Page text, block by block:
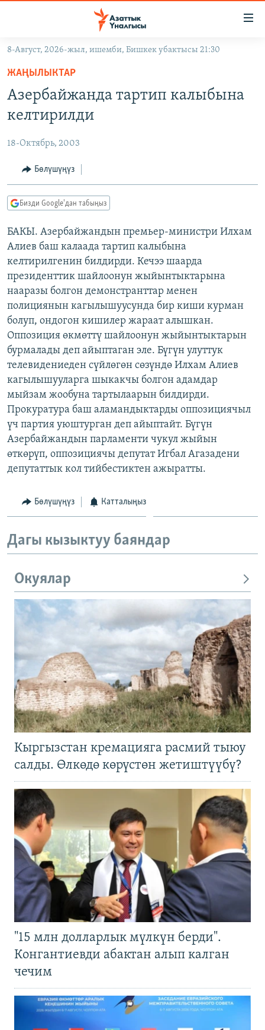
Навигацияга
өтүңүз
Издөөгө
салыңыз
КЫРГЫЗСТАН
КЫРГЫЗСТАН
ЭКОНОМИКА
МАДАНИЯТ
ДҮЙНӨ
БОРБОР АЗИЯ
УКРАИНА
АТАЙЫН ИЛИКТӨӨ
ТВ ПРОГРАММАЛАР
ЭКСПЕРТТЕР ТАЛДАЙТ
БИЗ ЖАНА ДҮЙНӨ
ЭЖЕ-СИҢДИЛЕР
АЗАТТЫК+
ЫҢГАЙСЫЗ СУРООЛОР
ӨЗГӨЧӨ ПИКИР
Русский
ОНЛАЙН ШЕРИНЕ
ЭЕ/АРнун бардык сайттары
8-Август, 2026-жыл, ишемби, Бишкек убактысы 21:30
ЖАҢЫЛЫКТАР
Азербайжанда тартип калыбына
келтирилди
18-Октябрь, 2003
Бөлүшүңүз
Бизди Google'дан табыңыз
БАКЫ. Азербайжандын премьер-министри Илхам
Алиев баш калаада тартип калыбына
келтирилгенин билдирди. Кечээ шаарда
президенттик шайлоонун жыйынтыктарына
нааразы болгон демонстранттар менен
полициянын кагылышуусунда бир киши курман
болуп, ондогон кишилер жараат алышкан.
Оппозиция өкмөттү шайлоонун жыйынтыктарын
бурмалады деп айыптаган эле. Бүгүн улуттук
телевидениеден сүйлөгөн сөзүндө Илхам Алиев
кагылышууларга шыкакчы болгон адамдар
мыйзам жообуна тартылаарын билдирди.
Прокуратура баш аламандыктарды оппозициячыл
үч партия уюштурган деп айыптайт. Бүгүн
Азербайжандын парламенти чукул жыйын
өткөрүп, оппозициячы депутат Игбал Агазадени
депутаттык кол тийбестиктен ажыратты.
Бөлүшүңүз Катталыңыз
Дагы кызыктуу баяндар
Окуялар
Кыргызстан кремацияга расмий тыюу
салды. Өлкөдө көрүстөн жетиштүүбү?
"15 млн долларлык мүлкүн берди".
Конгантиевди абактан алып калган
чечим